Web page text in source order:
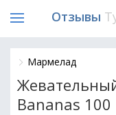
Отзывы
Мармелад
Bananas 100